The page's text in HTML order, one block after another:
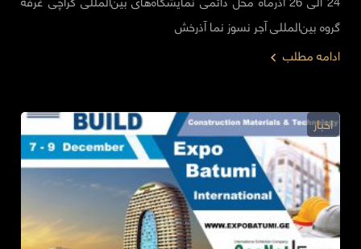
گروه بین‌المللی آجر نسوز نما آذرخش
ادامه مطلب
اخبار